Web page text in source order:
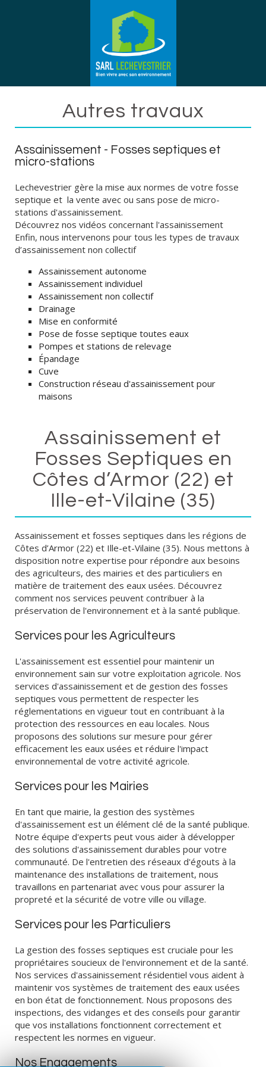
Autres travaux
Assainissement - Fosses septiques et
micro-stations
Lechevestrier gère la mise aux normes de votre fosse
septique et la vente avec ou sans pose de micro-
stations d'assainissement.
Découvrez nos vidéos concernant l'assainissement
Enfin, nous intervenons pour tous les types de travaux
d’assainissement non collectif
Assainissement autonome
Assainissement individuel
Assainissement non collectif
Drainage
Mise en conformité
Pose de fosse septique toutes eaux
Pompes et stations de relevage
Épandage
Cuve
Construction réseau d'assainissement pour
maisons
Assainissement et
Fosses Septiques en
Côtes d’Armor (22) et
Ille-et-Vilaine (35)
Assainissement et fosses septiques dans les régions de
Côtes d’Armor (22) et Ille-et-Vilaine (35). Nous mettons à
disposition notre expertise pour répondre aux besoins
des agriculteurs, des mairies et des particuliers en
matière de traitement des eaux usées. Découvrez
comment nos services peuvent contribuer à la
préservation de l'environnement et à la santé publique.
Services pour les Agriculteurs
L'assainissement est essentiel pour maintenir un
environnement sain sur votre exploitation agricole. Nos
services d'assainissement et de gestion des fosses
septiques vous permettent de respecter les
réglementations en vigueur tout en contribuant à la
protection des ressources en eau locales. Nous
proposons des solutions sur mesure pour gérer
efficacement les eaux usées et réduire l'impact
environnemental de votre activité agricole.
Services pour les Mairies
En tant que mairie, la gestion des systèmes
d'assainissement est un élément clé de la santé publique.
Notre équipe d'experts peut vous aider à développer
des solutions d'assainissement durables pour votre
communauté. De l'entretien des réseaux d'égouts à la
maintenance des installations de traitement, nous
travaillons en partenariat avec vous pour assurer la
propreté et la sécurité de votre ville ou village.
Services pour les Particuliers
La gestion des fosses septiques est cruciale pour les
propriétaires soucieux de l'environnement et de la santé.
Nos services d'assainissement résidentiel vous aident à
maintenir vos systèmes de traitement des eaux usées
en bon état de fonctionnement. Nous proposons des
inspections, des vidanges et des conseils pour garantir
que vos installations fonctionnent correctement et
respectent les normes en vigueur.
Nos Engagements